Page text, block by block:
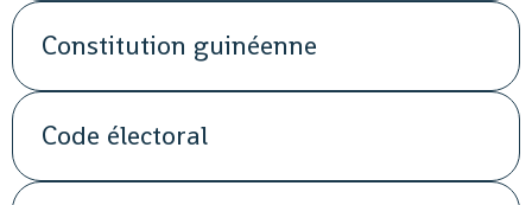
Constitution guinéenne
Code électoral